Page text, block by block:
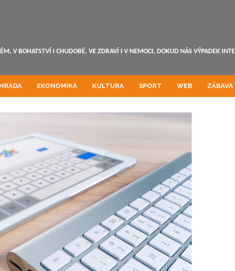
V BOHATSTVÍ I CHUDOBĚ, VE ZDRAVÍ I V NEMOCI, DOKUD NÁS VÝPADEK
EKONOMIKA KULTURA SPORT WEB ZÁBAVA